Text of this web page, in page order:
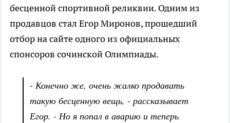
бесценной спортивной реликвии. Одним из
продавцов стал Егор Миронов, прошедший
отбор на сайте одного из официальных
спонсоров сочинской Олимпиады.
- Конечно же, очень жалко продавать
такую бесценную вещь, - рассказывает
Егор. - Но я попал в аварию и теперь